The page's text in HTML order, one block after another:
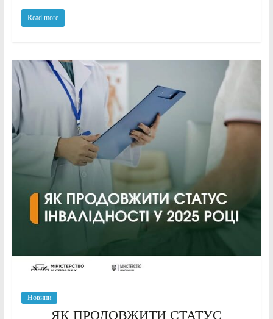
Read more
Новини
ЯК ПРОДОВЖИТИ СТАТУС